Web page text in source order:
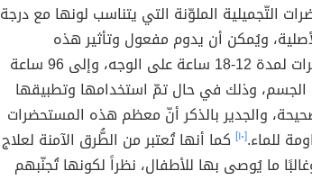
التّجميلية الملوّنة التي يتناسب لونها مع درجة
ويُمكن أن يدوم مفعول وتأثير هذه
المستحضرات لمدة 12-18 ساعة على الوجه، وإلى 96 ساعة
وذلك في حال تمّ استخدامها وتطبيقها
والجدير بالذكر أنّ معظم هذه المستحضرات
للماء.[١٠]
كما أنها تُعتبر من الطُّرق الآمنة لعلاج
ما يُوصى بها للأطفال، نظراً لكونها تُجنّبهم